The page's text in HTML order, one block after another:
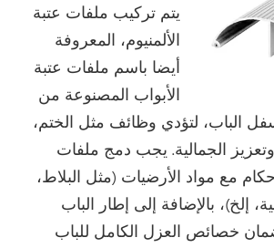
يتم تركيب ملفات عتبة
الألمنيوم، المعروفة
أيضا باسم ملفات عتبة
الأبواب المصنوعة من
الباب، لتؤدي وظائف مثل الختم،
الجمالية. يجب دمج ملفات
مع مواد الأرضيات (مثل البلاط،
إلخ)، بالإضافة إلى إطار الباب
خصائص العزل الكامل للباب